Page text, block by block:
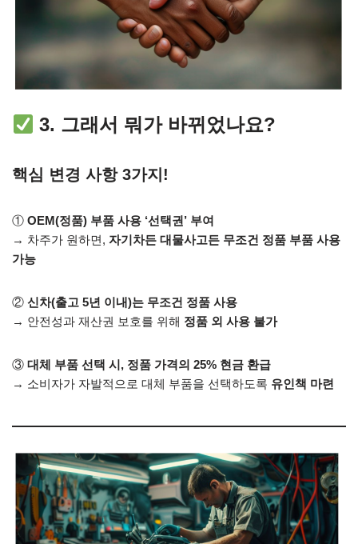
3. 그래서 뭐가 바뀌었나요?
핵심 변경 사항 3가지!
① OEM(정품) 부품 사용 ‘선택권’ 부여
→ 차주가 원하면, 자기차든 대물사고든 무조건 정품 부품 사용
가능
② 신차(출고 5년 이내)는 무조건 정품 사용
→ 안전성과 재산권 보호를 위해 정품 외 사용 불가
③ 대체 부품 선택 시, 정품 가격의 25% 현금 환급
→ 소비자가 자발적으로 대체 부품을 선택하도록 유인책 마련